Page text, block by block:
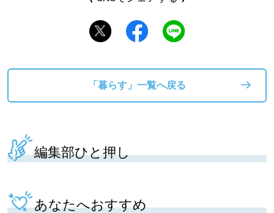
「暮らす」一覧へ戻る
編集部ひと押し
あなたへおすすめ